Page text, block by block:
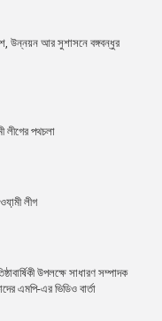
উন্নয়ন আর সুশাসনে বঙ্গবন্ধুর
লীগের পথচলা
লীগ
উপলক্ষে সাধারণ সম্পাদক
এমপি-এর ভিডিও বার্তা